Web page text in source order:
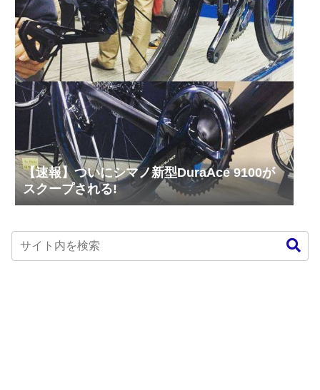
【速報】ついにシマノ新型DuraAce 9100が
スクープされる!